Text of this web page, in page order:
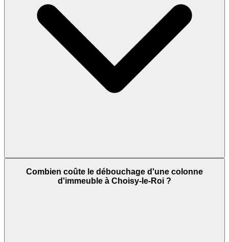
Combien coûte le débouchage d'une colonne
d'immeuble à Choisy-le-Roi ?